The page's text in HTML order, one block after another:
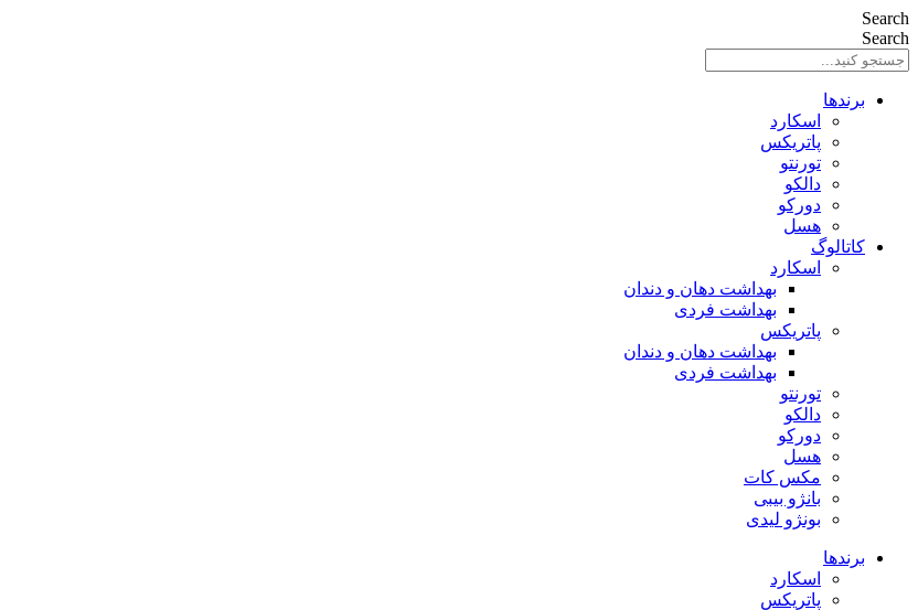
Search
Search
برندها
اسکارد
پاتریکس
تورنتو
دالکو
دورکو
هسل
کاتالوگ
اسکارد
بهداشت دهان و دندان
بهداشت فردی
پاتریکس
بهداشت دهان و دندان
بهداشت فردی
تورنتو
دالکو
دورکو
هسل
مکس کات
بانژو بیبی
بونژو لیدی
برندها
اسکارد
پاتریکس